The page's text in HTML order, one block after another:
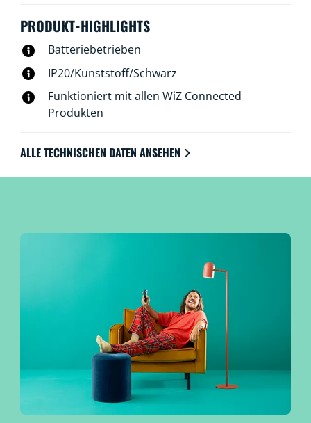
bevorzugte Lichtmodi einzurichten.
PRODUKT-HIGHLIGHTS
Batteriebetrieben
IP20/Kunststoff/Schwarz
Funktioniert mit allen WiZ Connected
Produkten
ALLE TECHNISCHEN DATEN ANSEHEN